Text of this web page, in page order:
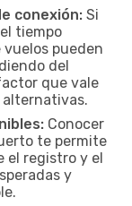
conexión: Si
tiempo
pueden
del
que vale
alternativas.
Conocer
te permite
el registro y el
y